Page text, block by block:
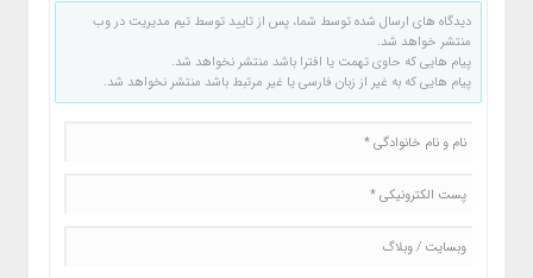
دیدگاه های ارسال شده توسط شما، پس از تایید توسط تیم مدیریت در وب
منتشر خواهد شد.
پیام هایی که حاوی تهمت یا افترا باشد منتشر نخواهد شد.
پیام هایی که به غیر از زبان فارسی یا غیر مرتبط باشد منتشر نخواهد شد.